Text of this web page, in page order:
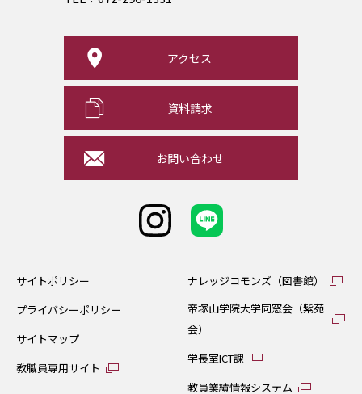
アクセス
資料請求
お問い合わせ
サイトポリシー
プライバシーポリシー
サイトマップ
教職員専用サイト
ナレッジコモンズ（図書館）
帝塚山学院大学同窓会（紫苑
会）
学長室ICT課
教員業績情報システム